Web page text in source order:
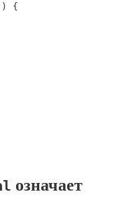
{
означает